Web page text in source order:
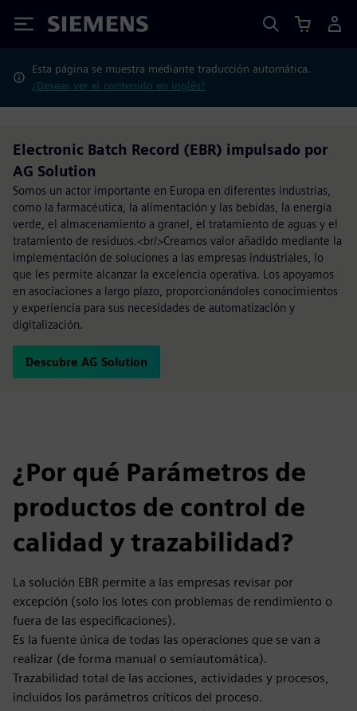
Siemens
Esta página se muestra mediante traducción automática.
¿Deseas ver el contenido en inglés?
Electronic Batch Record (EBR) impulsado por
AG Solution
Somos un actor importante en Europa en diferentes industrias,
como la farmacéutica, la alimentación y las bebidas, la energía
verde, el almacenamiento a granel, el tratamiento de aguas y el
tratamiento de residuos.<br/>Creamos valor añadido mediante la
implementación de soluciones a las empresas industriales, lo
que les permite alcanzar la excelencia operativa. Los apoyamos
en asociaciones a largo plazo, proporcionándoles conocimientos
y experiencia para sus necesidades de automatización y
digitalización.
Descubre AG Solution
¿Por qué Parámetros de
productos de control de
calidad y trazabilidad?
La solución EBR permite a las empresas revisar por
excepción (solo los lotes con problemas de rendimiento o
fuera de las especificaciones).
Es la fuente única de todas las operaciones que se van a
realizar (de forma manual o semiautomática).
Trazabilidad total de las acciones, actividades y procesos,
incluidos los parámetros críticos del proceso.